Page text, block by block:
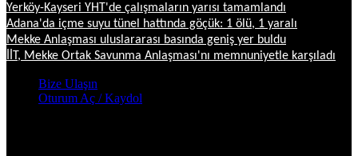
Yerköy-Kayseri YHT'de çalışmaların yarısı tamamlandı
Adana'da içme suyu tünel hattında göçük: 1 ölü, 1 yaralı
Mekke Anlaşması uluslararası basında geniş yer buldu
İİT, Mekke Ortak Savunma Anlaşması'nı memnuniyetle karşıladı
Bize Ulaşın
Oturum Aç / Kaydol